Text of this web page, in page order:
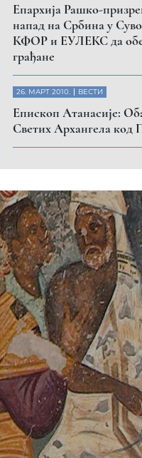
Eпархија Рашко-
напад на Србина у
КФОР и ЕУЛЕКС да
грађане
26. МАРТ 2010. ВЕСТИ
Eпископ Атанасије:
Светих Архангела код